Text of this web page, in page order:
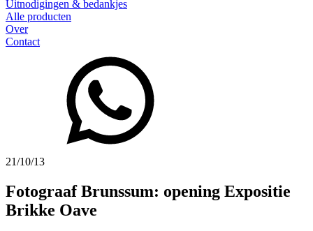
Uitnodigingen & bedankjes
Alle producten
Over
Contact
21/10/13
Fotograaf Brunssum: opening Expositie
Brikke Oave